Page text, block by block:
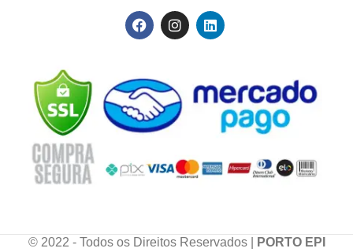
© 2022 - Todos os Direitos Reservados | PORTO EPI